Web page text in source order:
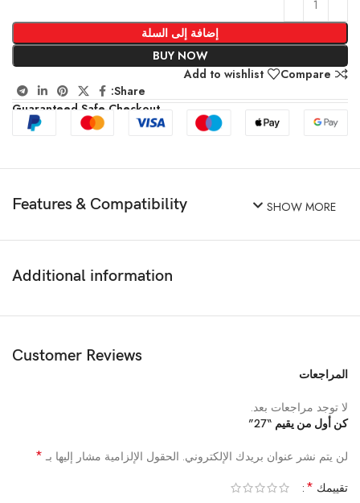
إضافة إلى السلة
BUY NOW
Compare
Add to wishlist
Share:
Guaranteed Safe Checkout
Features & Compatibility SHOW MORE
Additional information
Customer Reviews
المراجعات
لا توجد مراجعات بعد.
كن أول من يقيم “27”
لن يتم نشر عنوان بريدك الإلكتروني. الحقول الإلزامية مشار إليها بـ *
تقييمك *